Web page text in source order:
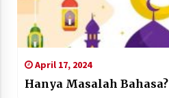
April 17, 2024
Hanya Masalah Bahasa?